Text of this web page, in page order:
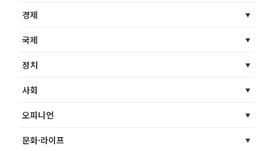
경제
국제
정치
사회
오피니언
문화·라이프